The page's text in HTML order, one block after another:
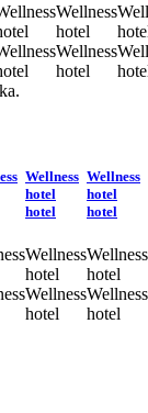
Wellness
hotel
Wellness
hotel
Wellness
hotel
hotel
Wellness
hotel
Wellness
hotel
Wellness
hotel
hotel
Wellness
hotel
Wellness
hotel